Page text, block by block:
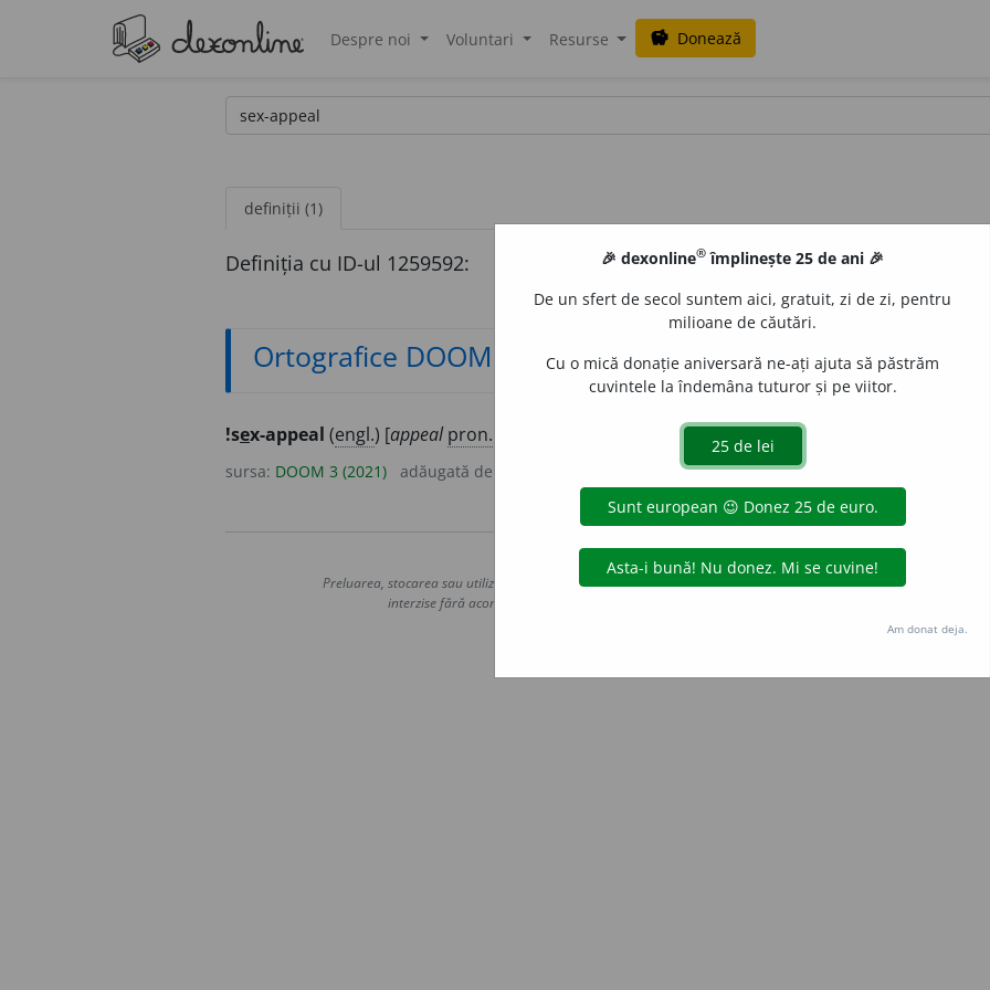
Despre noi Voluntari Resurse savings Donează
definiții (1)
Definiția cu ID-ul 1259592:
Ortografice DOOM
!sex-appeal (engl.) [appeal pron. n.
sursa: DOOM 3 (2021) adăugată de
Copyright © 2004-2026 dexonline (https://dexonline.ro)
Preluarea, stocarea sau utilizarea datelor de pe acest site, inclusiv prin orice metode de extragere automată
interzise fără acordul nostru prealabil scris, cu excepția seturilor de date oferite oficial spre utilizare
Hosterion
🎉 dexonline® împlinește 25 de ani 🎉
De un sfert de secol suntem aici, gratuit, zi de zi, pentru
milioane de căutări.
Cu o mică donație aniversară ne-ați ajuta să păstrăm
cuvintele la îndemâna tuturor și pe viitor.
Am donat deja.